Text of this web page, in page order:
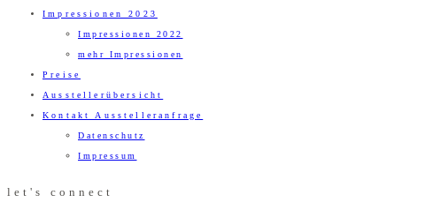
Impressionen 2023
Impressionen 2022
mehr Impressionen
Preise
Ausstellerübersicht
Kontakt Ausstelleranfrage
Datenschutz
Impressum
let's connect